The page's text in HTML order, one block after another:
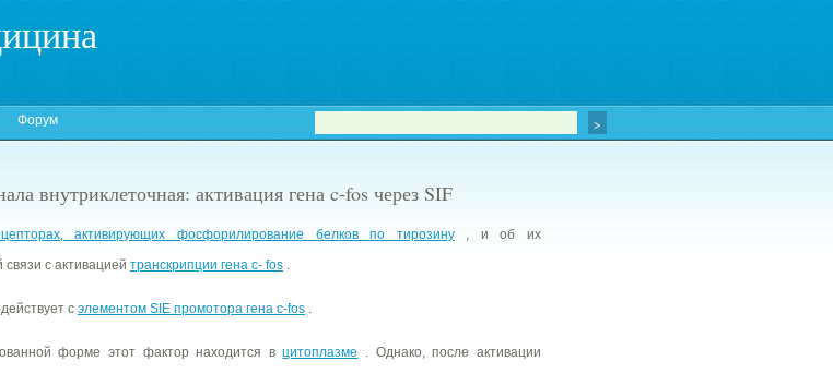
Форум
внутриклеточная: активация гена c-fos через SIF
активирующих фосфорилирование белков по тирозину, и об их
с активацией транскрипции гена c- fos .
с элементом SIE промотора гена c-fos .
форме этот фактор находится вцитоплазме
. Однако, после активации